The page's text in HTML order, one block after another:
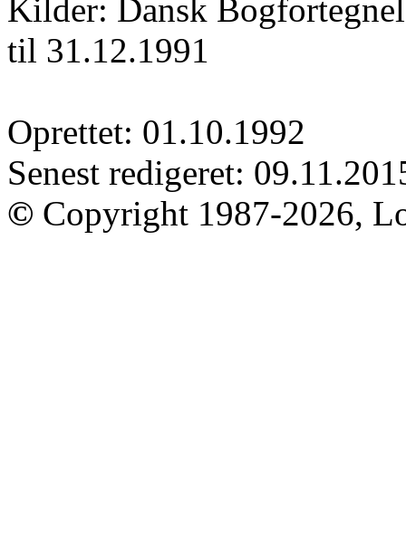
Kilder: Dansk
til 31.12.1991
Oprettet: 01.10.1992
Senest redigeret:
© Copyright 1987-2026,